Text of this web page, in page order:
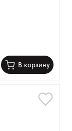
В корзину